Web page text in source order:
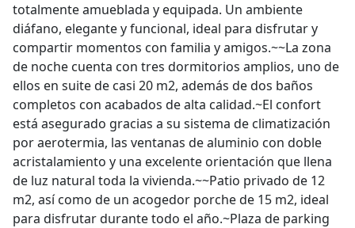
totalmente amueblada y equipada. Un ambiente
diáfano, elegante y funcional, ideal para disfrutar y
compartir momentos con familia y amigos.~~La zona
de noche cuenta con tres dormitorios amplios, uno de
ellos en suite de casi 20 m2, además de dos baños
completos con acabados de alta calidad.~El confort
está asegurado gracias a su sistema de climatización
por aerotermia, las ventanas de aluminio con doble
acristalamiento y una excelente orientación que llena
de luz natural toda la vivienda.~~Patio privado de 12
m2, así como de un acogedor porche de 15 m2, ideal
para disfrutar durante todo el año.~Plaza de parking